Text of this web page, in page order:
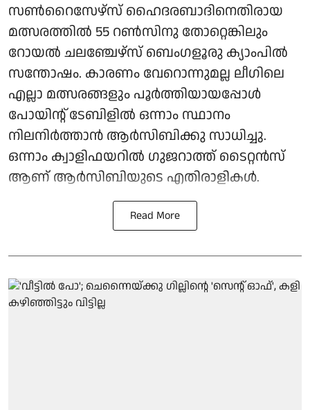
സൺറൈസേഴ്‌സ് ഹൈദരബാദിനെതിരായ
മത്സരത്തിൽ 55 റൺസിനു തോറ്റെങ്കിലും
റോയൽ ചലഞ്ചേഴ്‌സ് ബെംഗളൂരു ക്യാംപിൽ
സന്തോഷം. കാരണം വേറൊന്നുമല്ല ലീഗിലെ
എല്ലാ മത്സരങ്ങളും പൂർത്തിയായപ്പോൾ
പോയിന്റ് ടേബിളിൽ ഒന്നാം സ്ഥാനം
നിലനിർത്താൻ ആർസിബിക്കു സാധിച്ചു.
ഒന്നാം ക്വാളിഫയറിൽ ഗുജറാത്ത് ടൈറ്റൻസ്
ആണ് ആർസിബിയുടെ എതിരാളികൾ.
Read More